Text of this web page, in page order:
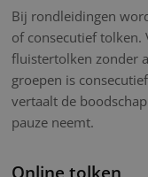
Bij rondleidingen
of consecutief tolken.
fluistertolken zonder
groepen is
vertaalt de
pauze neemt.